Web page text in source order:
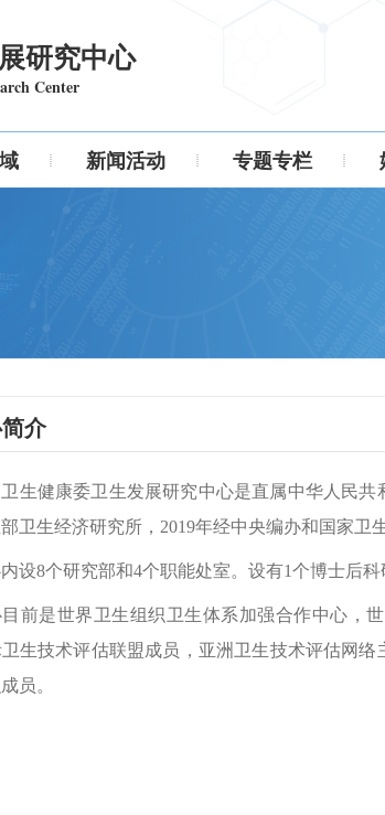
研究中心
Center
新闻活动 专题专栏
介
生健康委卫生发展研究中心是直属中华人民
卫生经济研究所，2019年经中央编办和国家卫
设8个研究部和4个职能处室。设有1个博士后科
前是世界卫生组织卫生体系加强合作中心，
卫生技术评估联盟成员，亚洲卫生技术评估网
员。